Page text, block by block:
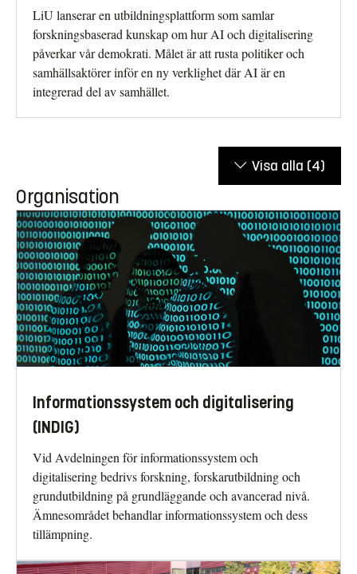
LiU lanserar en utbildningsplattform som samlar
forskningsbaserad kunskap om hur AI och digitalisering
påverkar vår demokrati. Målet är att rusta politiker och
samhällsaktörer inför en ny verklighet där AI är en
integrerad del av samhället.
Visa alla (4)
Organisation
Informationssystem och digitalisering
(INDIG)
Vid Avdelningen för informationssystem och
digitalisering bedrivs forskning, forskarutbildning och
grundutbildning på grundläggande och avancerad nivå.
Ämnesområdet behandlar informationssystem och dess
tillämpning.